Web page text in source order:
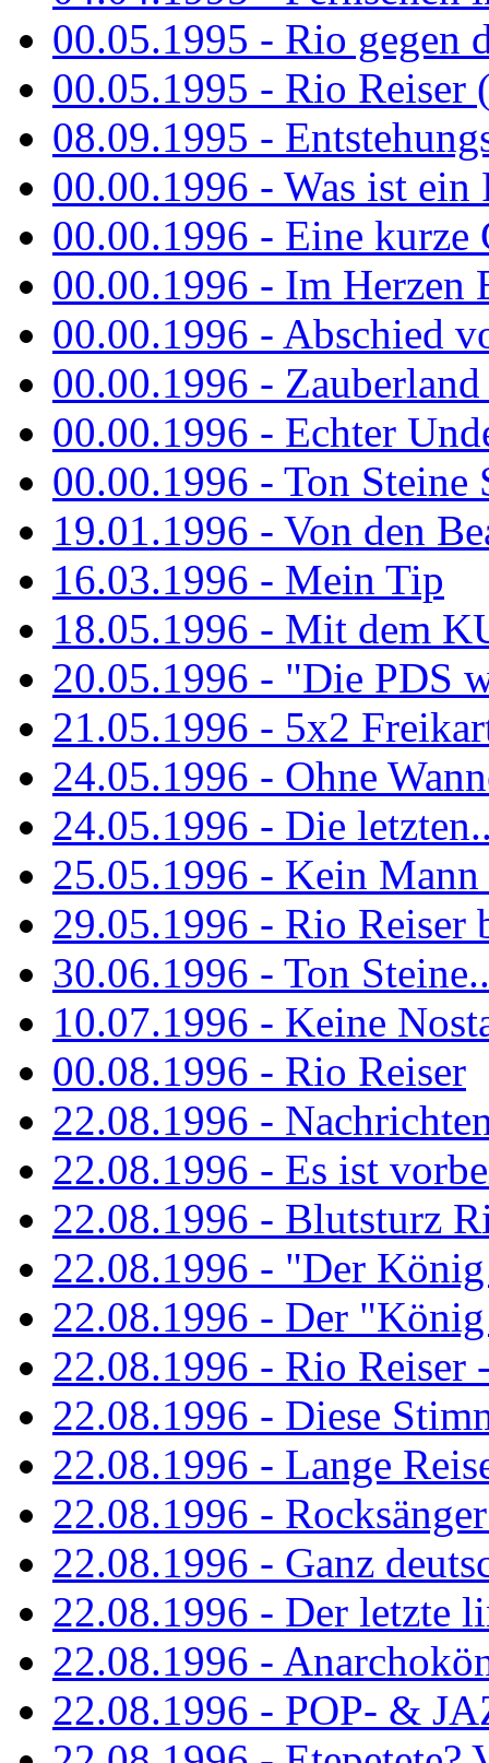
00.05.1995 - Rio gegen
00.05.1995 - Rio Reiser
08.09.1995 -
00.00.1996 - Was ist ein
00.00.1996 - Eine kurze
00.00.1996 - Im Herzen
00.00.1996 - Abschied
00.00.1996 -
00.00.1996 - Echter
00.00.1996 - Ton Steine
19.01.1996 - Von den
16.03.1996 - Mein Tip
18.05.1996 - Mit dem
20.05.1996 - "Die PDS
21.05.1996 - 5x2
24.05.1996 - Ohne
24.05.1996 - Die
25.05.1996 - Kein
29.05.1996 - Rio Reiser
30.06.1996 - Ton
10.07.1996 - Keine
00.08.1996 - Rio Reiser
22.08.1996 -
22.08.1996 - Es ist
22.08.1996 - Blutsturz
22.08.1996 - "Der
22.08.1996 - Der
22.08.1996 - Rio Reiser
22.08.1996 - Diese
22.08.1996 - Lange
22.08.1996 -
22.08.1996 - Ganz
22.08.1996 - Der letzte
22.08.1996 -
22.08.1996 - POP- &